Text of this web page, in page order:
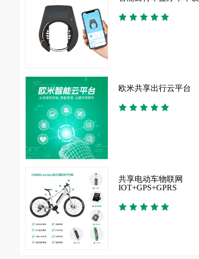
欧米共享出行云平台
共享电动车物联网
IOT+GPS+GPRS